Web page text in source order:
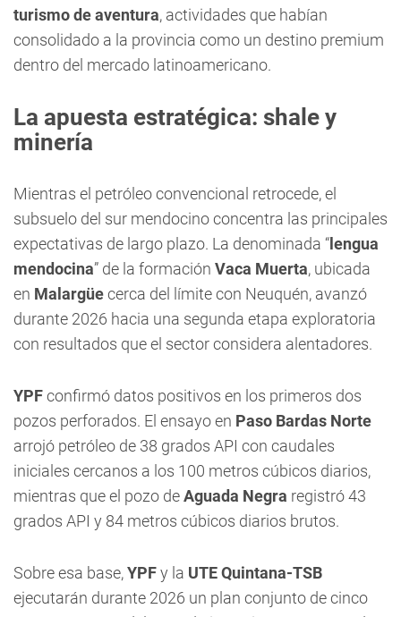
turismo de aventura, actividades que habían
consolidado a la provincia como un destino premium
dentro del mercado latinoamericano.
La apuesta estratégica: shale y
minería
Mientras el petróleo convencional retrocede, el
subsuelo del sur mendocino concentra las principales
expectativas de largo plazo. La denominada “ lengua
mendocina” de la formación Vaca Muerta, ubicada
en Malargüecerca del límite con Neuquén, avanzó
durante 2026 hacia una segunda etapa exploratoria
con resultados que el sector considera alentadores.
YPFconfirmó datos positivos en los primeros dos
pozos perforados. El ensayo en Paso Bardas Norte
arrojó petróleo de 38 grados API con caudales
iniciales cercanos a los 100 metros cúbicos diarios,
mientras que el pozo deAguada Negra registró 43
grados API y 84 metros cúbicos diarios brutos.
Sobre esa base,YPFy la UTE Quintana-TSB
ejecutarán durante 2026 un plan conjunto de cinco